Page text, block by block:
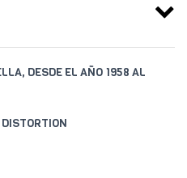
DESDE EL AÑO 1958 AL